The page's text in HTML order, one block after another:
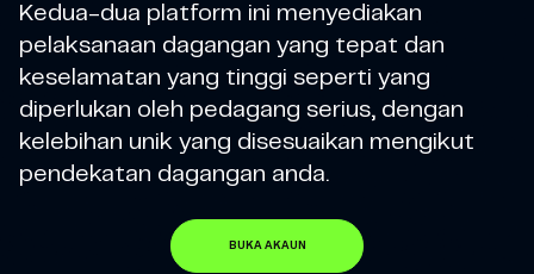
Kedua-dua platform ini menyediakan
pelaksanaan dagangan yang tepat dan
keselamatan yang tinggi seperti yang
diperlukan oleh pedagang serius, dengan
kelebihan unik yang disesuaikan mengikut
pendekatan dagangan anda.
BUKA AKAUN